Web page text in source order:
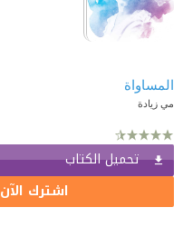
المساواة
مي زيادة
تحميل الكتاب
اشترك الآن